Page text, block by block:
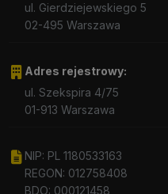
ul. Gierdziejewskiego 5
02-495 Warszawa
Adres rejestrowy:
ul. Szekspira 4/75
01-913 Warszawa
NIP: PL 1180533163
REGON: 012758408
BDO: 000121458